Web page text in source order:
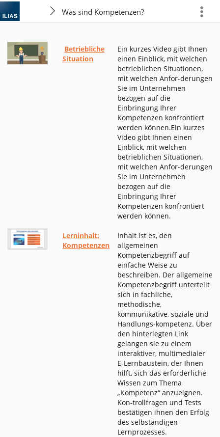
Was sind Kompetenzen?
more
Betriebliche
Situation
Ein kurzes Video gibt Ihnen
einen Einblick, mit welchen
betrieblichen Situationen,
mit welchen Anfor-derungen
Sie im Unternehmen
bezogen auf die
Einbringung Ihrer
Kompetenzen konfrontiert
werden können.Ein kurzes
Video gibt Ihnen einen
Einblick, mit welchen
betrieblichen Situationen,
mit welchen Anfor-derungen
Sie im Unternehmen
bezogen auf die
Einbringung Ihrer
Kompetenzen konfrontiert
werden können.
Lerninhalt:
Kompetenzen
Inhalt ist es, den
allgemeinen
Kompetenzbegriff auf
einfache Weise zu
beschreiben. Der allgemeine
Kompetenzbegriff unterteilt
sich in fachliche,
methodische,
kommunikative, soziale und
Handlungs-kompetenz. Über
den hinterlegten Link
gelangen sie zu einem
interaktiver, multimedialer
E-Lernbaustein, der Ihnen
hilft, sich das erforderliche
Wissen zum Thema
„Kompetenz“ anzueignen.
Kon-trollfragen und Tests
bestätigen ihnen den Erfolg
des selbständigen
Lernprozesses.